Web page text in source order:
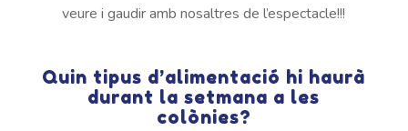
veure i gaudir amb nosaltres de l’espectacle!!!
Quin tipus d’alimentació hi haurà
durant la setmana a les
colònies?